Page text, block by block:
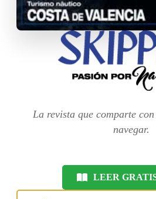
La revista que comparte
navegar.
LEER